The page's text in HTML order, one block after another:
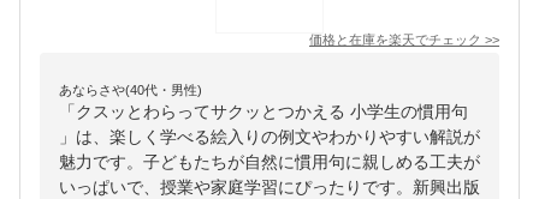
価格と在庫を楽天でチェック >>
あならさや(40代・男性)
「クスッとわらってサクッとつかえる 小学生の慣用句
」は、楽しく学べる絵入りの例文やわかりやすい解説が
魅力です。子どもたちが自然に慣用句に親しめる工夫が
いっぱいで、授業や家庭学習にぴったりです。新興出版